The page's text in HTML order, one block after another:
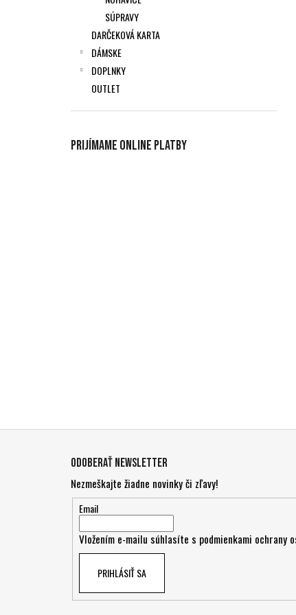
SÚPRAVY
DARČEKOVÁ KARTA
DÁMSKE
DOPLNKY
OUTLET
Prijímame online platby
Odoberať newsletter
Nezmeškajte žiadne novinky či zľavy!
Email
Vložením e-mailu súhlasíte s podmienkami ochrany
PRIHLÁSIŤ SA